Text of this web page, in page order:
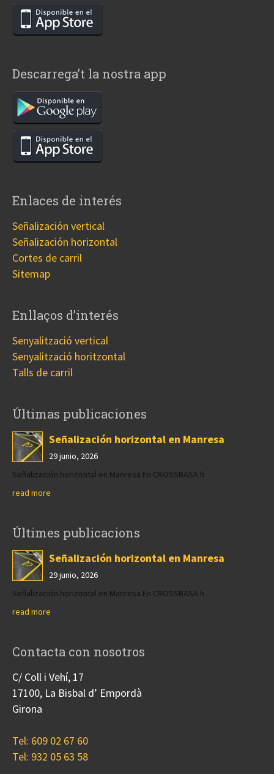
Descarrega’t la nostra app
Enlaces de interés
Señalización vertical
Señalización horizontal
Cortes de carril
Sitemap
Enllaços d’interés
Senyalització vertical
Senyalització horitzontal
Talls de carril
Últimas publicaciones
Señalización horizontal en Manresa
29 junio, 2026
Señalización horizontal en Manresa En CROSSBASA h
read more
Últimes publicacions
Señalización horizontal en Manresa
29 junio, 2026
Señalización horizontal en Manresa En CROSSBASA h
read more
Contacta con nosotros
C/ Coll i Vehí, 17
17100, La Bisbal d’ Empordà
Girona
Tel: 609 02 67 60
Tel: 932 05 63 58